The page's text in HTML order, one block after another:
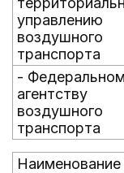
управлению
воздушного
транспорта
-
агентству
воздушного
транспорта